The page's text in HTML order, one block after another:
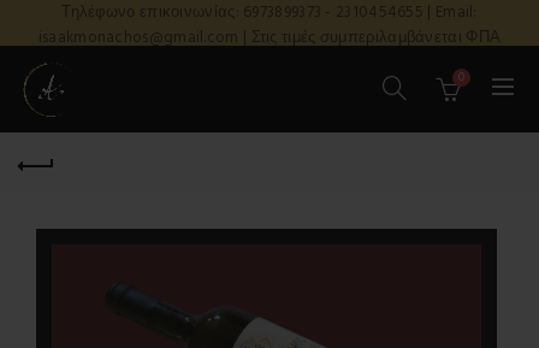
Τηλέφωνο επικοινωνίας: 6973899373 - 2310454655 | Email:
isaakmonachos@gmail.com | Στις τιμές συμπεριλαμβάνεται ΦΠΑ
0